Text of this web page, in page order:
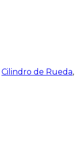
Cilindro de Rueda